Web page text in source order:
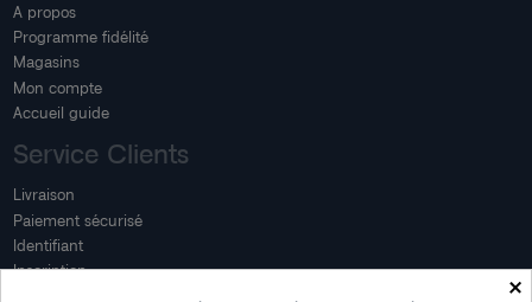
A propos
Programme fidélité
Magasins
Mon compte
Accueil guide
Service Clients
Livraison
Paiement sécurisé
Identifiant
Inscription
×